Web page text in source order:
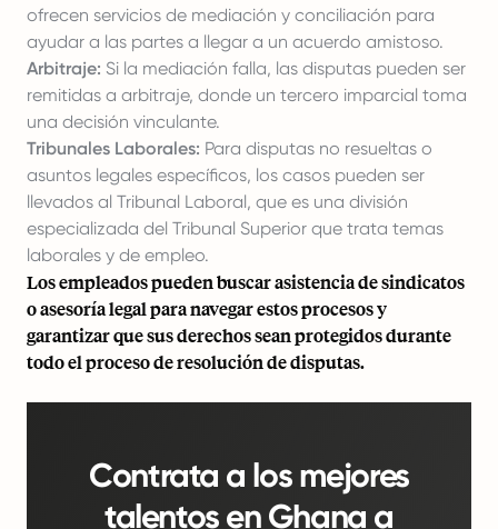
ofrecen servicios de mediación y conciliación para
ayudar a las partes a llegar a un acuerdo amistoso.
Arbitraje: Si la mediación falla, las disputas pueden ser
remitidas a arbitraje, donde un tercero imparcial toma
una decisión vinculante.
Tribunales Laborales: Para disputas no resueltas o
asuntos legales específicos, los casos pueden ser
llevados al Tribunal Laboral, que es una división
especializada del Tribunal Superior que trata temas
laborales y de empleo.
Los empleados pueden buscar asistencia de sindicatos
o asesoría legal para navegar estos procesos y
garantizar que sus derechos sean protegidos durante
todo el proceso de resolución de disputas.
Contrata a los mejores
talentos en Ghana a